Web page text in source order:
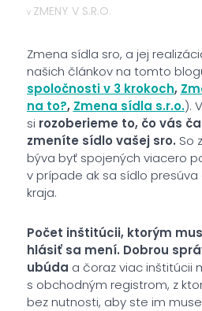
v ZMENY V S.R.O.
Zmena sídla sro, a jej
našich článkov na tomto
spoločnosti v 3 krokoch,
na to?, Zmena sídla s.r.o.).
si rozoberieme to, čo vás
zmeníte sídlo vašej sro. So
býva byť spojených viacero
v prípade ak sa sídlo
kraja.
Počet inštitúcii, ktorým
hlásiť sa mení. Dobrou
ubúda a čoraz viac inštitúcii
s obchodným registrom, z
bez nutnosti, aby ste im